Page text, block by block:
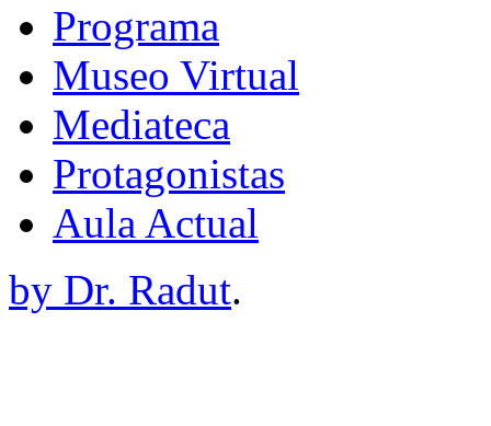
Programa
Museo Virtual
Mediateca
Protagonistas
Aula Actual
by Dr. Radut.